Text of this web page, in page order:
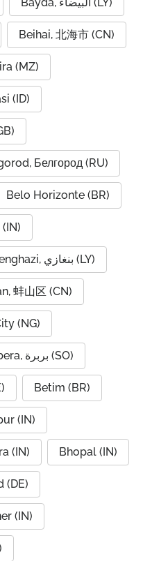
Beihai, 北海市 (CN)
(MZ)
(ID)
Белгород (RU)
Belo Horizonte (BR)
Benghazi, بنغازي (LY)
蚌山区 (CN)
(NG)
Berbera, بربرة (SO)
Betim (BR)
(IN)
(IN) Bhopal (IN)
(DE)
(IN)